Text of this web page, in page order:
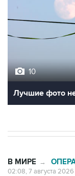
10
Лучшие фото
В МИРЕ →
02:08, 7 августа 2026